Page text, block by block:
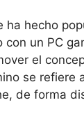
ha hecho
con un PC
el
se refiere
de forma